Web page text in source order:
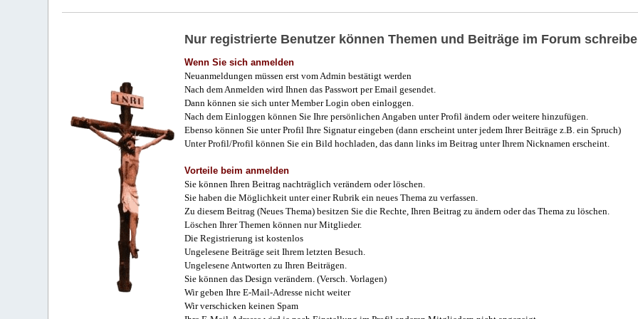
Nur registrierte Benutzer können Themen und Beiträge im Forum
Wenn Sie sich anmelden
Neuanmeldungen müssen erst vom Admin bestätigt werden
Nach dem Anmelden wird Ihnen das Passwort per Email gesendet.
Dann können sie sich unter Member Login oben einloggen.
Nach dem Einloggen können Sie Ihre persönlichen Angaben unter Profil ändern oder weitere hinzufügen.
Ebenso können Sie unter Profil Ihre Signatur eingeben (dann erscheint unter jedem Ihrer Beiträge z.B. ein Spruch)
Unter Profil/Profil können Sie ein Bild hochladen, das dann links im Beitrag unter Ihrem Nicknamen erscheint.
Vorteile beim anmelden
Sie können Ihren Beitrag nachträglich verändern oder löschen.
Sie haben die Möglichkeit unter einer Rubrik ein neues Thema zu verfassen.
Zu diesem Beitrag (Neues Thema) besitzen Sie die Rechte, Ihren Beitrag zu ändern oder das Thema zu löschen.
Löschen Ihrer Themen können nur Mitglieder.
Die Registrierung ist kostenlos
Ungelesene Beiträge seit Ihrem letzten Besuch.
Ungelesene Antworten zu Ihren Beiträgen.
Sie können das Design verändern. (Versch. Vorlagen)
Wir geben Ihre E-Mail-Adresse nicht weiter
Wir verschicken keinen Spam